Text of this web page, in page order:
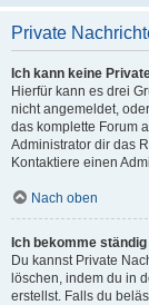
Private
Ich kann keine
Hierfür kann es drei
nicht angemeldet,
das komplette Forum
Administrator dir das
Kontaktiere einen
Nach oben
Ich bekomme
Du kannst Private
löschen, indem du in
erstellst. Falls du